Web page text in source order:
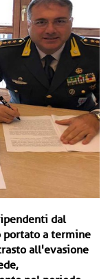
dal
portato a termine
all'evasione